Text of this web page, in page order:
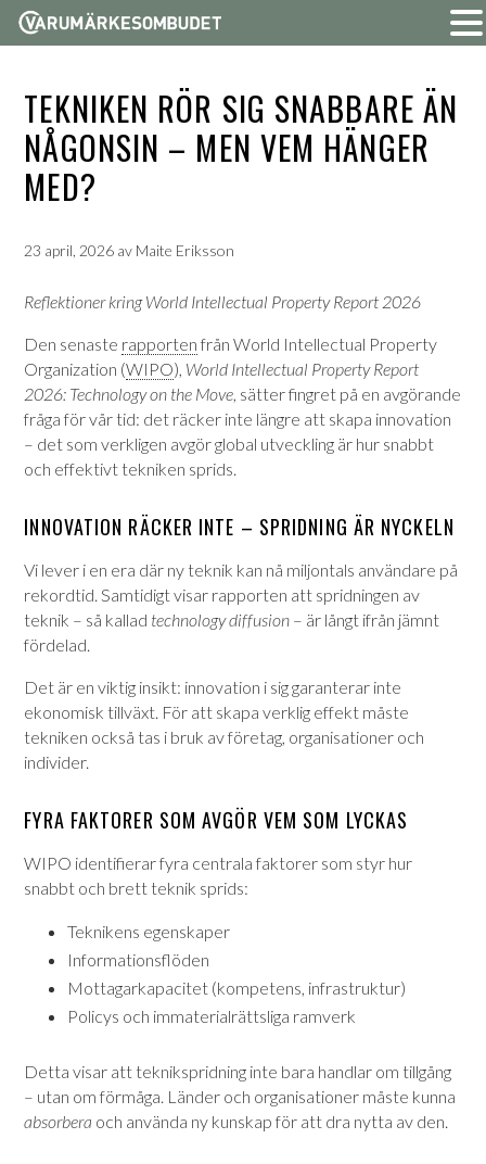
TEKNIKEN RÖR SIG SNABBARE ÄN
NÅGONSIN – MEN VEM HÄNGER
MED?
23 april, 2026 av Maite Eriksson
Reflektioner kring World Intellectual Property Report 2026
Den senaste rapporten från World Intellectual Property
Organization (WIPO), World Intellectual Property Report
2026: Technology on the Move, sätter fingret på en avgörande
fråga för vår tid: det räcker inte längre att skapa innovation
– det som verkligen avgör global utveckling är hur snabbt
och effektivt tekniken sprids.
INNOVATION RÄCKER INTE – SPRIDNING ÄR NYCKELN
Vi lever i en era där ny teknik kan nå miljontals användare på
rekordtid. Samtidigt visar rapporten att spridningen av
teknik – så kallad technology diffusion – är långt ifrån jämnt
fördelad.
Det är en viktig insikt: innovation i sig garanterar inte
ekonomisk tillväxt. För att skapa verklig effekt måste
tekniken också tas i bruk av företag, organisationer och
individer.
FYRA FAKTORER SOM AVGÖR VEM SOM LYCKAS
WIPO identifierar fyra centrala faktorer som styr hur
snabbt och brett teknik sprids:
Teknikens egenskaper
Informationsflöden
Mottagarkapacitet (kompetens, infrastruktur)
Policys och immaterialrättsliga ramverk
Detta visar att teknikspridning inte bara handlar om tillgång
– utan om förmåga. Länder och organisationer måste kunna
absorbera och använda ny kunskap för att dra nytta av den.